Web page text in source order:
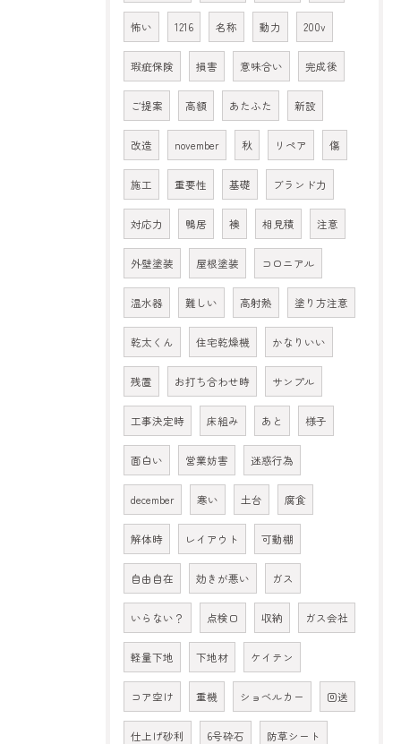
怖い 1216 名称 動力 200v
瑕疵保険 損害 意味合い 完成後
ご提案 高額 あたふた 新設
改造 november 秋 リペア 傷
施工 重要性 基礎 ブランド力
対応力 鴨居 襖 相見積 注意
外壁塗装 屋根塗装 コロニアル
温水器 難しい 高射熱 塗り方注意
乾太くん 住宅乾燥機 かなりいい
残置 お打ち合わせ時 サンプル
工事決定時 床組み あと 様子
面白い 営業妨害 迷惑行為
december 寒い 土台 腐食
解体時 レイアウト 可動棚
自由自在 効きが悪い ガス
いらない？ 点検口 収納 ガス会社
軽量下地 下地材 ケイテン
コア空け 重機 ショベルカー 回送
仕上げ砂利 6号砕石 防草シート